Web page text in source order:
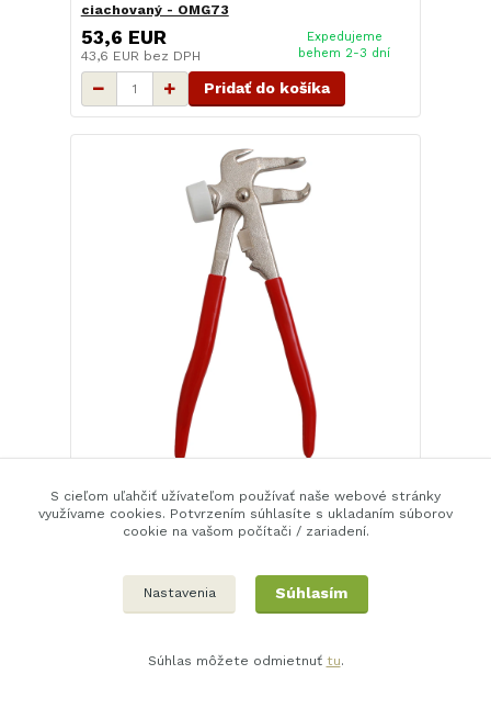
ciachovaný - OMG73
53,6 EUR
43,6 EUR bez DPH
Expedujeme
behem 2-3 dní
Pridať do košíka
19,5 EUR
15,9 EURbez DPH
Expedujeme
behem 2-3 dní
S cieľom uľahčiť užívateľom používať naše webové stránky
využívame cookies. Potvrzením súhlasíte s ukladaním súborov
cookie na vašom počítači / zariadení.
Nastavenia Súhlasím
Súhlas môžete odmietnuť tu.